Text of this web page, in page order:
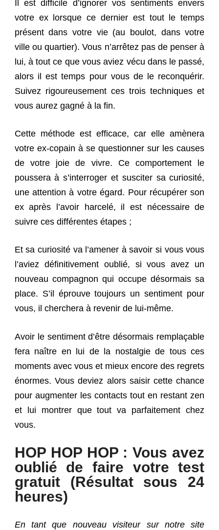
Il est difficile d’ignorer vos sentiments envers
votre ex lorsque ce dernier est tout le temps
présent dans votre vie (au boulot, dans votre
ville ou quartier). Vous n’arrêtez pas de penser à
lui, à tout ce que vous aviez vécu dans le passé,
alors il est temps pour vous de le reconquérir.
Suivez rigoureusement ces trois techniques et
vous aurez gagné à la fin.
Cette méthode est efficace, car elle amènera
votre ex-copain à se questionner sur les causes
de votre joie de vivre. Ce comportement le
poussera à s’interroger et susciter sa curiosité,
une attention à votre égard. Pour récupérer son
ex après l’avoir harcelé, il est nécessaire de
suivre ces différentes étapes ;
Et sa curiosité va l’amener à savoir si vous vous
l’aviez définitivement oublié, si vous avez un
nouveau compagnon qui occupe désormais sa
place. S’il éprouve toujours un sentiment pour
vous, il cherchera à revenir de lui-même.
Avoir le sentiment d’être désormais remplaçable
fera naître en lui de la nostalgie de tous ces
moments avec vous et mieux encore des regrets
énormes. Vous deviez alors saisir cette chance
pour augmenter les contacts tout en restant zen
et lui montrer que tout va parfaitement chez
vous.
HOP HOP HOP : Vous avez
oublié de faire votre test
gratuit (Résultat sous 24
heures)
En tant que nouveau visiteur sur notre site